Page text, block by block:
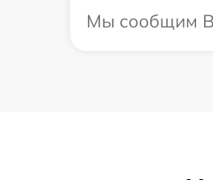
Мы сообщим